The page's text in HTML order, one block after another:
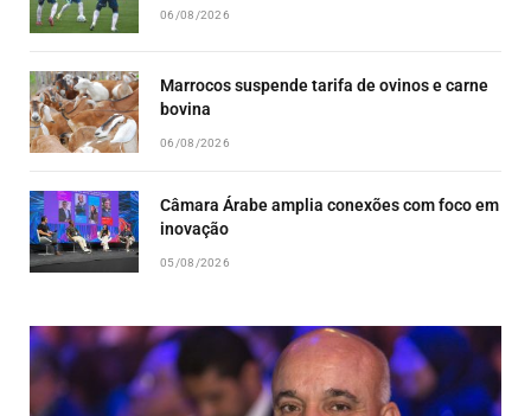
06/08/2026
Marrocos suspende tarifa de ovinos e carne
bovina
06/08/2026
Câmara Árabe amplia conexões com foco em
inovação
05/08/2026